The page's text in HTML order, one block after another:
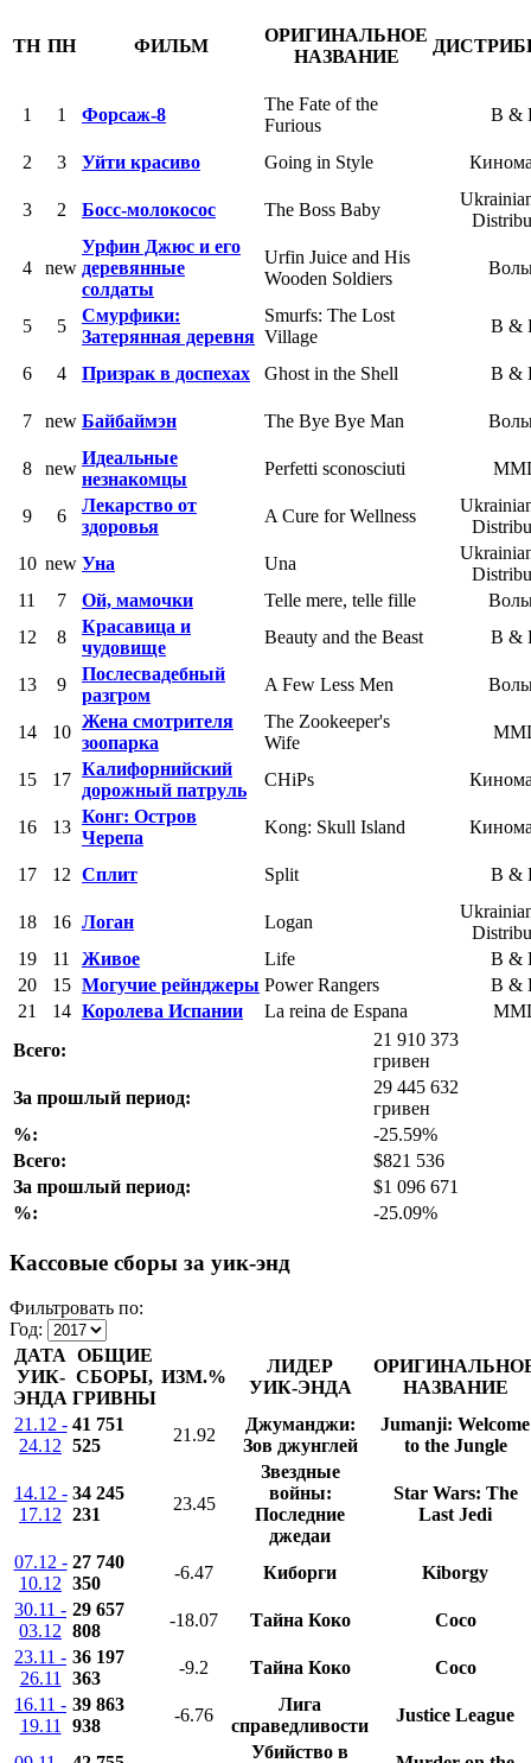
ТН ПН ФИЛЬМ
ОРИГИНАЛЬНОЕ
НАЗВАНИЕ
1 1 Форсаж-8
The Fate of the
Furious
B &
2 3 Уйти красиво Going in Style
3 2 Босс-молокосос The Boss Baby
4 new
Урфин Джюс и его
деревянные
солдаты
Urfin Juice and His
Wooden Soldiers
5 5
Смурфики:
Затерянная деревня
Smurfs: The Lost
Village
B &
6 4 Призрак в доспехах Ghost in the Shell B &
7 new Байбаймэн The Bye Bye Man
8 new
Идеальные
незнакомцы
Perfetti sconosciuti
9 6
Лекарство от
здоровья
A Cure for Wellness
10 new Уна Una
11
7 Ой, мамочки Telle mere, telle fille
12
8
Красавица и
чудовище
Beauty and the Beast B &
13 9
Послесвадебный
разгром
A Few Less Men
14 10
Жена смотрителя
зоопарка
The Zookeeper's
Wife
15 17
Калифорнийский
дорожный патруль
CHiPs
16 13
Конг: Остров
Черепа
Kong: Skull Island
17 12 Сплит Split B &
18 16 Логан Logan
19
11 Живое Life
B &
20
15 Могучие рейнджеры Power Rangers
B &
21
14 Королева Испании La reina de Espana
Всего:
21 910 373
гривен
За прошлый период:
29 445 632
гривен
%:
-25.59%
Всего:
$821 536
За прошлый период:
$1 096 671
%:
-25.09%
Кассовые сборы за уик-энд
Фильтровать по:
Год:
ДАТА
УИК-
ЭНДА
ОБЩИЕ
СБОРЫ,
ГРИВНЫ
ИЗМ.%
ЛИДЕР
УИК-ЭНДА
НАЗВАНИЕ
21.12 -
24.12
41 751
525
21.92
Джуманджи:
Зов джунглей
Jumanji: Welcome
to the Jungle
14.12 -
17.12
34 245
231
23.45
Звездные
войны:
Последние
джедаи
Star Wars: The
Last Jedi
07.12 -
10.12
27 740
350
-6.47 Киборги
Kiborgy
30.11 -
03.12
29 657
808
-18.07 Тайна Коко
Coco
23.11 -
26.11
36 197
363
-9.2 Тайна Коко
Coco
16.11 -
19.11
39 863
938
-6.76
Лига
справедливости
Justice League
Убийство в